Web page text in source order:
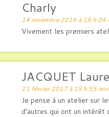
Charly
14 novembre 2016 à 18 h 04
Vivement les premiers
JACQUET
21 février 2017 à 15 h 55 min
Je pense à un atelier sur
d’autres qui ont un intérêt